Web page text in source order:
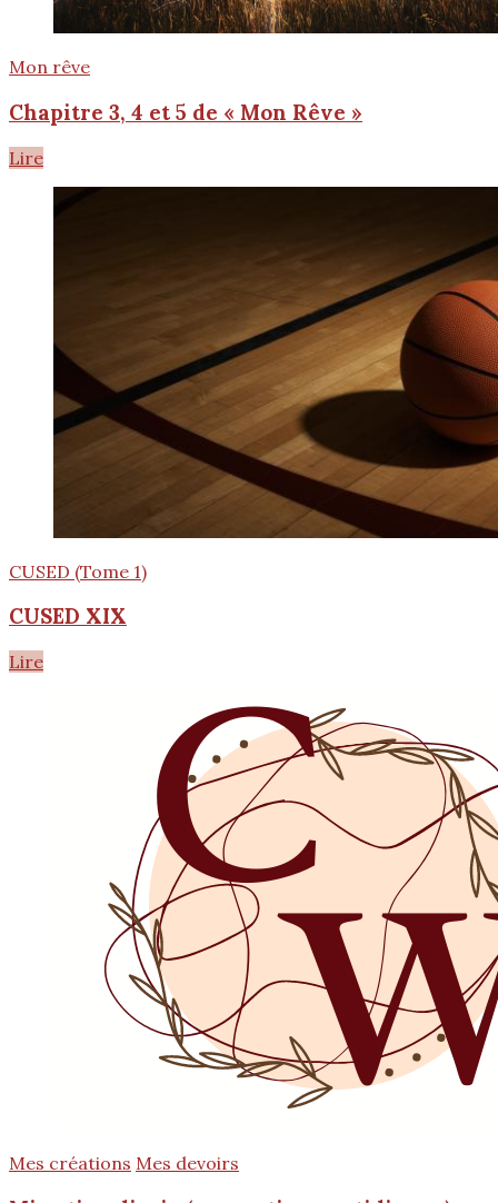
Mon rêve
Chapitre 3, 4 et 5 de « Mon Rêve »
Lire
CUSED (Tome 1)
CUSED XIX
Lire
Mes créations Mes devoirs